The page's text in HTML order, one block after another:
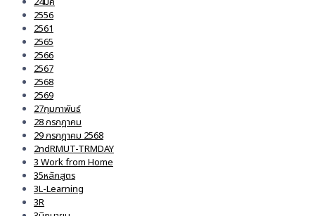
2556
2561
2565
2566
2567
2568
2569
27กุมภาพันธ์
28 กรกฎาคม
29 กรกฎาคม 2568
2ndRMUT-TRMDAY
3 Work from Home
35หลักสูตร
3L-Learning
3R